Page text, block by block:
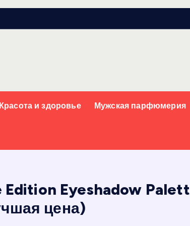
Красота и здоровье Мужская парфюмерия
Eyeshadow
цена)